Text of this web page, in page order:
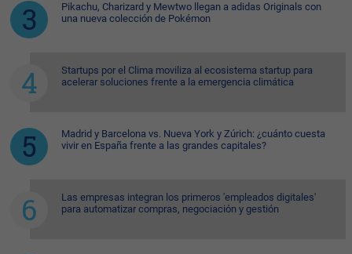
Pikachu, Charizard y Mewtwo llegan a adidas Originals con
una nueva colección de Pokémon
Startups por el Clima moviliza al ecosistema startup para
acelerar soluciones frente a la emergencia climática
Madrid y Barcelona vs. Nueva York y Zúrich: ¿cuánto cuesta
vivir en España frente a las grandes capitales?
Las empresas integran los primeros 'empleados digitales'
para automatizar compras, negociación y gestión